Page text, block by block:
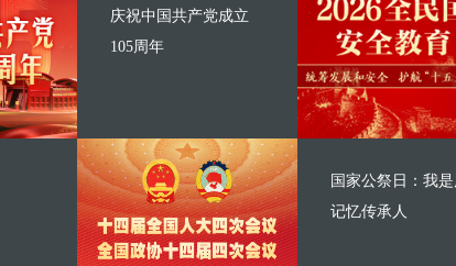
庆祝中国共产党成立
105周年
国家公祭日：我是
记忆传承人